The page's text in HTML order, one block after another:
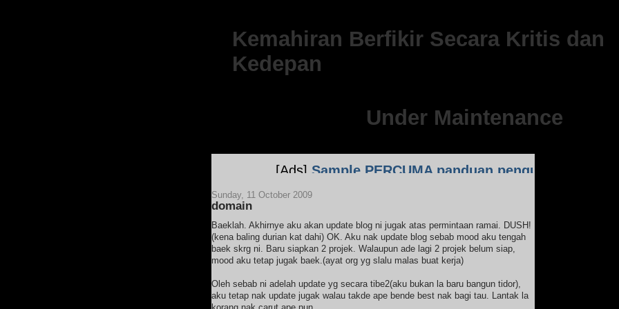
Kemahiran Berfikir Secara Kritis dan
Kedepan
Under Maintenance
Sample PERCUMA panduan pengurusan kewangan bakal
Sunday, 11 October 2009
domain
Baeklah. Akhirnye aku akan update blog ni jugak atas permintaan ramai. DUSH!
(kena baling durian kat dahi) OK. Aku nak update blog sebab mood aku tengah
baek skrg ni. Baru siapkan 2 projek. Walaupun ade lagi 2 projek belum siap,
mood aku tetap jugak baek.(ayat org yg slalu malas buat kerja)
Oleh sebab ni adelah update yg secara tibe2(aku bukan la baru bangun tidor),
aku tetap nak update jugak walau takde ape bende best nak bagi tau. Lantak la